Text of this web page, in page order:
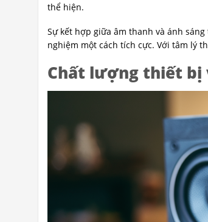
thể hiện.
Sự kết hợp giữa âm thanh và ánh
nghiệm một cách tích cực. Với tâm lý
Chất lượng thiết bị